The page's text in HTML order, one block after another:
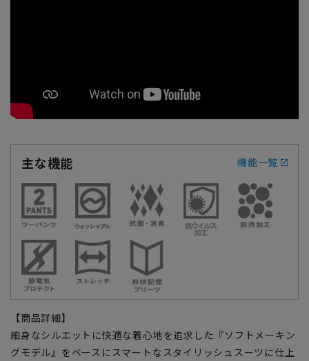
主な機能 機能一覧
【商品詳細】
細身なシルエットに快適な着心地を追求した『ソフトメーキン
グモデル』をベースにスマートなスタイリッシュスーツに仕上